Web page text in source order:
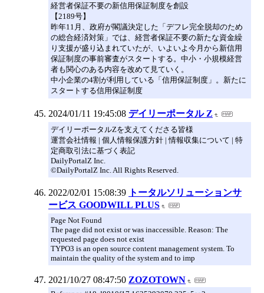
経営者保証不要の新信用保証制度を創設
【2189号】
昨年11月、政府が閣議決定した「デフレ完全脱却のため
の総合経済対策」では、経営者保証不要の新たな資金繰
り支援が盛り込まれていたが、いよいよ今月から新信用
保証制度の事前審査がスタートする。中小・小規模経営
者も関心のある内容を改めて見ていく。
中小企業の4割が利用している「信用保証制度」。新たに
スタートする信用保証制度
2024/01/11 19:45:08 デイリーポータル Z
デイリーポータルZを支えてくださる皆様
運営会社情報 | 個人情報保護方針 | 情報収集について | 特
定商取引法に基づく表記
DailyPortalZ Inc.
©DailyPortalZ Inc. All Rights Reserved.
2022/02/01 15:08:39
トータルソリューションサ
ービス GOODWILL PLUS
Page Not Found
The page did not exist or was inaccessible. Reason: The
requested page does not exist
TYPO3 is an open source content management system. To
maintain the quality of the system and to imp
2021/10/27 08:47:50 ZOZOTOWN